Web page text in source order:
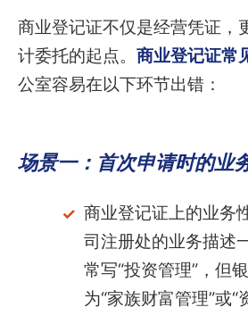
商业登记证不仅是经营凭证，
计委托的起点。 商业登记证常
公室容易在以下环节出错：
场景一：首次申请时的业
商业登记证上的业务
司注册处的业务描述
常写“投资管理”，但
为“家族财富管理”或“